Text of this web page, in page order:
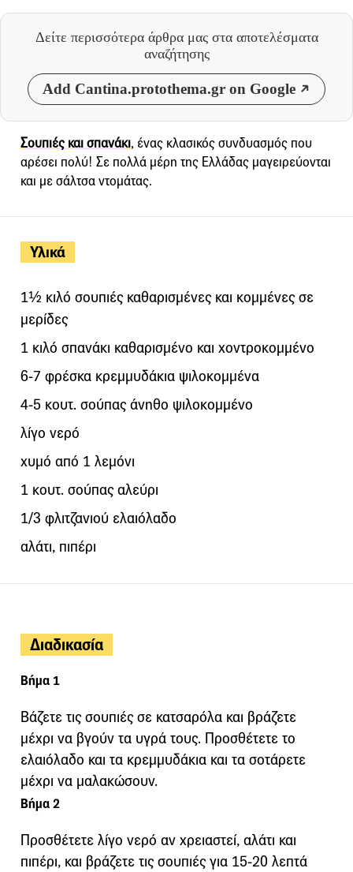
Δείτε περισσότερα άρθρα μας στα αποτελέσματα
αναζήτησης
Add Cantina.protothema.gr on Google
Υλικά
1½ κιλό σουπιές καθαρισμένες και κομμένες σε
μερίδες
1 κιλό σπανάκι καθαρισμένο και χοντροκομμένο
6-7 φρέσκα κρεμμυδάκια ψιλοκομμένα
4-5 κουτ. σούπας άνηθο ψιλοκομμένο
λίγο νερό
χυμό από 1 λεμόνι
1 κουτ. σούπας αλεύρι
1/3 φλιτζανιού ελαιόλαδο
αλάτι, πιπέρι
Σουπιές και σπανάκι, ένας κλασικός συνδυασμός που
αρέσει πολύ! Σε πολλά μέρη της Ελλάδας μαγειρεύονται
και με σάλτσα ντομάτας.
Διαδικασία
Βήμα 1
Βάζετε τις σουπιές σε κατσαρόλα και βράζετε
μέχρι να βγούν τα υγρά τους. Προσθέτετε το
ελαιόλαδο και τα κρεμμυδάκια και τα σοτάρετε
μέχρι να μαλακώσουν.
Βήμα 2
Προσθέτετε λίγο νερό αν χρειαστεί, αλάτι και
πιπέρι, και βράζετε τις σουπιές για 15-20 λεπτά